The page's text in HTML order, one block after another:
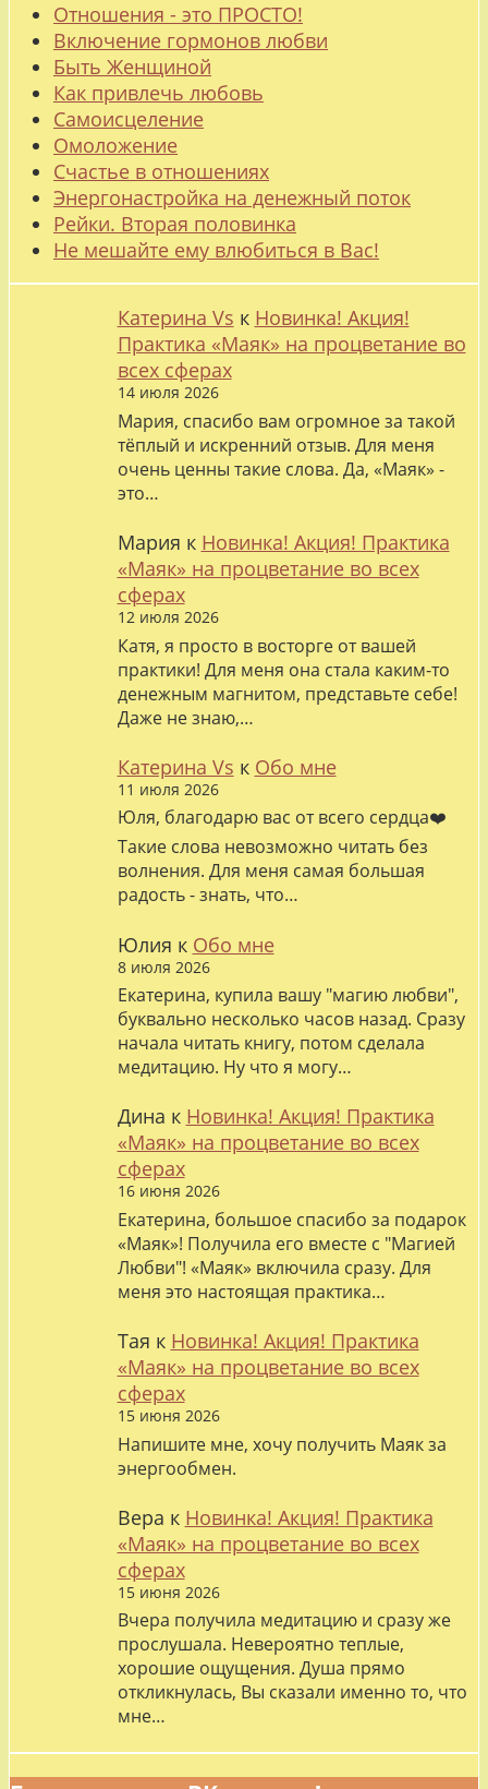
Отношения - это ПРОСТО!
Включение гормонов любви
Быть Женщиной
Как привлечь любовь
Самоисцеление
Омоложение
Счастье в отношениях
Энергонастройка на денежный поток
Рейки. Вторая половинка
Не мешайте ему влюбиться в Вас!
Катерина Vs к Новинка! Акция!
Практика «Маяк» на процветание во
всех сферах
14 июля 2026
Мария, спасибо вам огромное за такой
тёплый и искренний отзыв. Для меня
очень ценны такие слова. Да, «Маяк» -
это…
Мария к Новинка! Акция! Практика
«Маяк» на процветание во всех
сферах
12 июля 2026
Катя, я просто в восторге от вашей
практики! Для меня она стала каким-то
денежным магнитом, представьте себе!
Даже не знаю,…
Катерина Vs к Обо мне
11 июля 2026
Юля, благодарю вас от всего сердца❤️
Такие слова невозможно читать без
волнения. Для меня самая большая
радость - знать, что…
Юлия к Обо мне
8 июля 2026
Екатерина, купила вашу "магию любви",
буквально несколько часов назад. Сразу
начала читать книгу, потом сделала
медитацию. Ну что я могу…
Дина к Новинка! Акция! Практика
«Маяк» на процветание во всех
сферах
16 июня 2026
Екатерина, большое спасибо за подарок
«Маяк»! Получила его вместе с "Магией
Любви"! «Маяк» включила сразу. Для
меня это настоящая практика…
Тая к Новинка! Акция! Практика
«Маяк» на процветание во всех
сферах
15 июня 2026
Напишите мне, хочу получить Маяк за
энергообмен.
Вера к Новинка! Акция! Практика
«Маяк» на процветание во всех
сферах
15 июня 2026
Вчера получила медитацию и сразу же
прослушала. Невероятно теплые,
хорошие ощущения. Душа прямо
откликнулась, Вы сказали именно то, что
мне…